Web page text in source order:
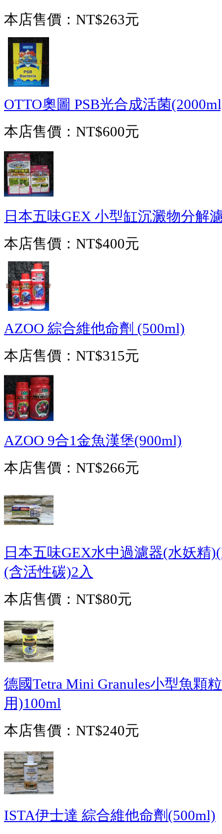
本店售價： NT$263元
OTTO奧圖 PSB光合成活菌
本店售價： NT$600元
日本五味GEX 小型缸沉澱物分解
本店售價： NT$400元
AZOO 綜合維他命劑 (500ml)
本店售價： NT$315元
AZOO 9合1金魚漢堡(900ml)
本店售價： NT$266元
日本五味GEX水中過濾器(水妖精
(含活性碳)2入
本店售價： NT$80元
德國Tetra Mini Granules小型魚顆
用)100ml
本店售價： NT$240元
ISTA伊士達 綜合維他命劑(500ml)